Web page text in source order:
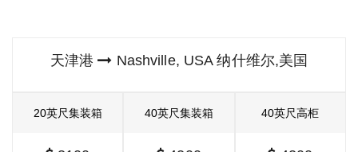
天津港 Nashville, USA 纳什维尔,美国
20英尺集装箱 40英尺集装箱 40英尺高柜